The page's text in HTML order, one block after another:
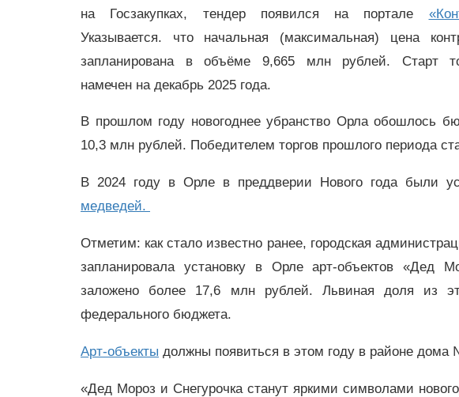
на Госзакупках, тендер появился на портале
Указывается. что начальная (максимальная) цена
запланирована в объёме 9,665 млн рублей. Старт
намечен на декабрь 2025 года.
В прошлом году новогоднее убранство Орла обошлось
10,3 млн рублей. Победителем торгов прошлого периода
В 2024 году в Орле в преддверии Нового года были
медведей.
Отметим: как стало известно ранее, городская
запланировала установку в Орле арт-объектов «Дед
заложено более 17,6 млн рублей. Львиная доля из
федерального бюджета.
Арт-объекты должны появиться в этом году в районе
«Дед Мороз и Снегурочка станут яркими символами